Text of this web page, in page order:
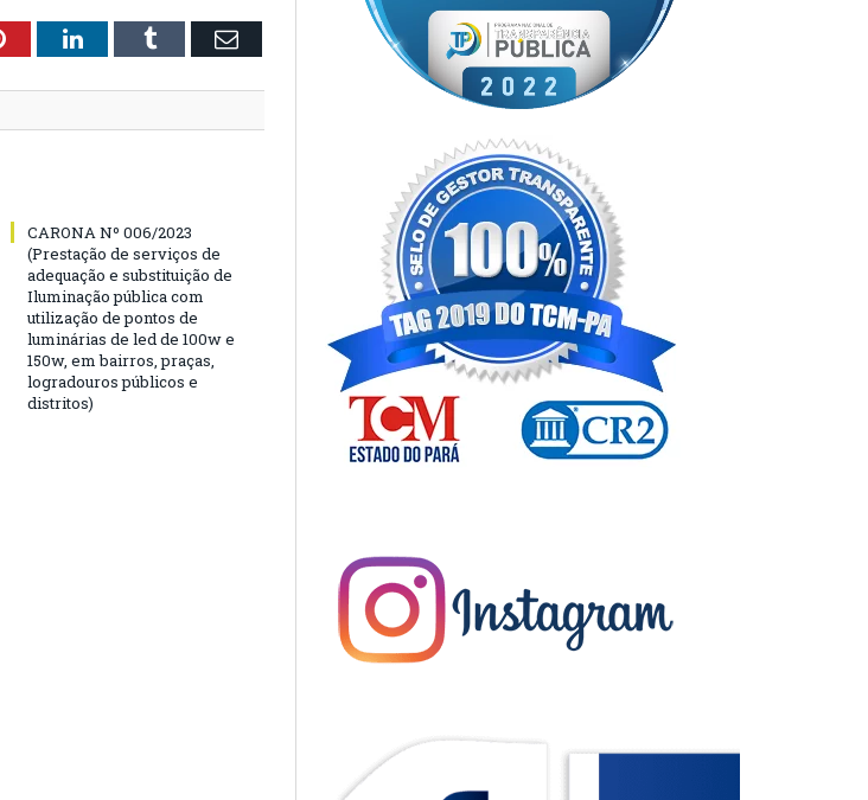
PinterestLinkedInTumblr Email
CARONA Nº 006/2023
(Prestação de serviços de
adequação e substituição de
Iluminação pública com
utilização de pontos de
luminárias de led de 100w e
150w, em bairros, praças,
logradouros públicos e
distritos)